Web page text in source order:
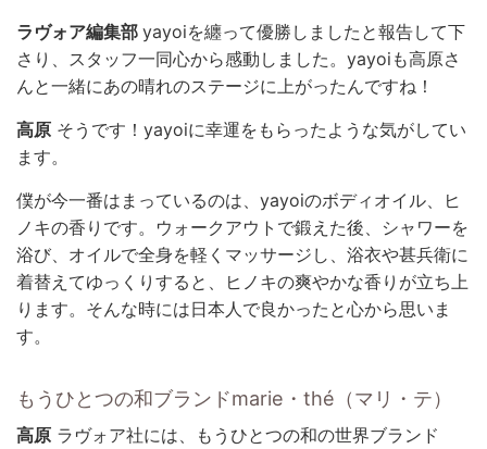
ラヴォア編集部 yayoiを纏って優勝しましたと報告して下
さり、スタッフ一同心から感動しました。yayoiも高原さ
んと一緒にあの晴れのステージに上がったんですね！
高原 そうです！yayoiに幸運をもらったような気がしてい
ます。
僕が今一番はまっているのは、yayoiのボディオイル、ヒ
ノキの香りです。ウォークアウトで鍛えた後、シャワーを
浴び、オイルで全身を軽くマッサージし、浴衣や甚兵衛に
着替えてゆっくりすると、ヒノキの爽やかな香りが立ち上
ります。そんな時には日本人で良かったと心から思いま
す。
もうひとつの和ブランドmarie・thé（マリ・テ）
高原 ラヴォア社には、もうひとつの和の世界ブランド